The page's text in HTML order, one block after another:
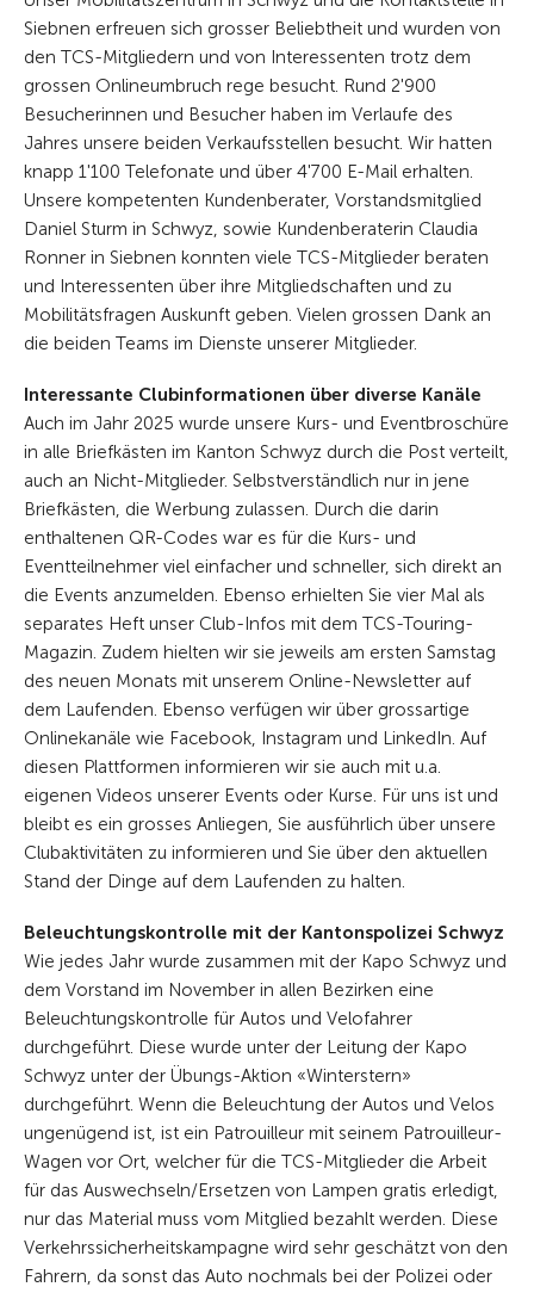
Siebnen erfreuen sich grosser Beliebtheit und wurden von
den TCS-Mitgliedern und von Interessenten trotz dem
grossen Onlineumbruch rege besucht. Rund 2'900
Besucherinnen und Besucher haben im Verlaufe des
Jahres unsere beiden Verkaufsstellen besucht. Wir hatten
knapp 1'100 Telefonate und über 4'700 E-Mail erhalten.
Unsere kompetenten Kundenberater, Vorstandsmitglied
Daniel Sturm in Schwyz, sowie Kundenberaterin Claudia
Ronner in Siebnen konnten viele TCS-Mitglieder beraten
und Interessenten über ihre Mitgliedschaften und zu
Mobilitätsfragen Auskunft geben. Vielen grossen Dank an
die beiden Teams im Dienste unserer Mitglieder.
Interessante Clubinformationen über diverse Kanäle
Auch im Jahr 2025 wurde unsere Kurs- und Eventbroschüre
in alle Briefkästen im Kanton Schwyz durch die Post verteilt,
auch an Nicht-Mitglieder. Selbstverständlich nur in jene
Briefkästen, die Werbung zulassen. Durch die darin
enthaltenen QR-Codes war es für die Kurs- und
Eventteilnehmer viel einfacher und schneller, sich direkt an
die Events anzumelden. Ebenso erhielten Sie vier Mal als
separates Heft unser Club-Infos mit dem TCS-Touring-
Magazin. Zudem hielten wir sie jeweils am ersten Samstag
des neuen Monats mit unserem Online-Newsletter auf
dem Laufenden. Ebenso verfügen wir über grossartige
Onlinekanäle wie Facebook, Instagram und LinkedIn. Auf
diesen Plattformen informieren wir sie auch mit u.a.
eigenen Videos unserer Events oder Kurse. Für uns ist und
bleibt es ein grosses Anliegen, Sie ausführlich über unsere
Clubaktivitäten zu informieren und Sie über den aktuellen
Stand der Dinge auf dem Laufenden zu halten.
Beleuchtungskontrolle mit der Kantonspolizei Schwyz
Wie jedes Jahr wurde zusammen mit der Kapo Schwyz und
dem Vorstand im November in allen Bezirken eine
Beleuchtungskontrolle für Autos und Velofahrer
durchgeführt. Diese wurde unter der Leitung der Kapo
Schwyz unter der Übungs-Aktion «Winterstern»
durchgeführt. Wenn die Beleuchtung der Autos und Velos
ungenügend ist, ist ein Patrouilleur mit seinem Patrouilleur-
Wagen vor Ort, welcher für die TCS-Mitglieder die Arbeit
für das Auswechseln/Ersetzen von Lampen gratis erledigt,
nur das Material muss vom Mitglied bezahlt werden. Diese
Verkehrssicherheitskampagne wird sehr geschätzt von den
Fahrern, da sonst das Auto nochmals bei der Polizei oder